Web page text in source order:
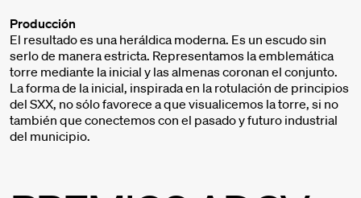
Producción
El resultado es una heráldica moderna. Es un escudo sin
serlo de manera estricta. Representamos la emblemática
torre mediante la inicial y las almenas coronan el conjunto.
La forma de la inicial, inspirada en la rotulación de principios
del SXX, no sólo favorece a que visualicemos la torre, si no
también que conectemos con el pasado y futuro industrial
del municipio.